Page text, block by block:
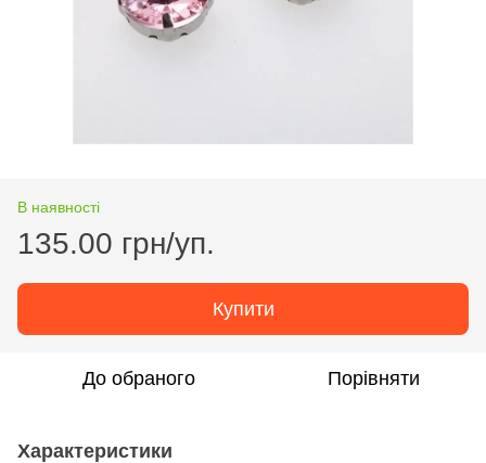
В наявності
135.00 грн/уп.
Купити
До обраного Порівняти
Характеристики